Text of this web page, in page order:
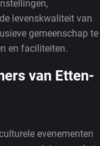
levenskwaliteit van
gemeenschap te
en faciliteiten.
van Etten-
evenementen